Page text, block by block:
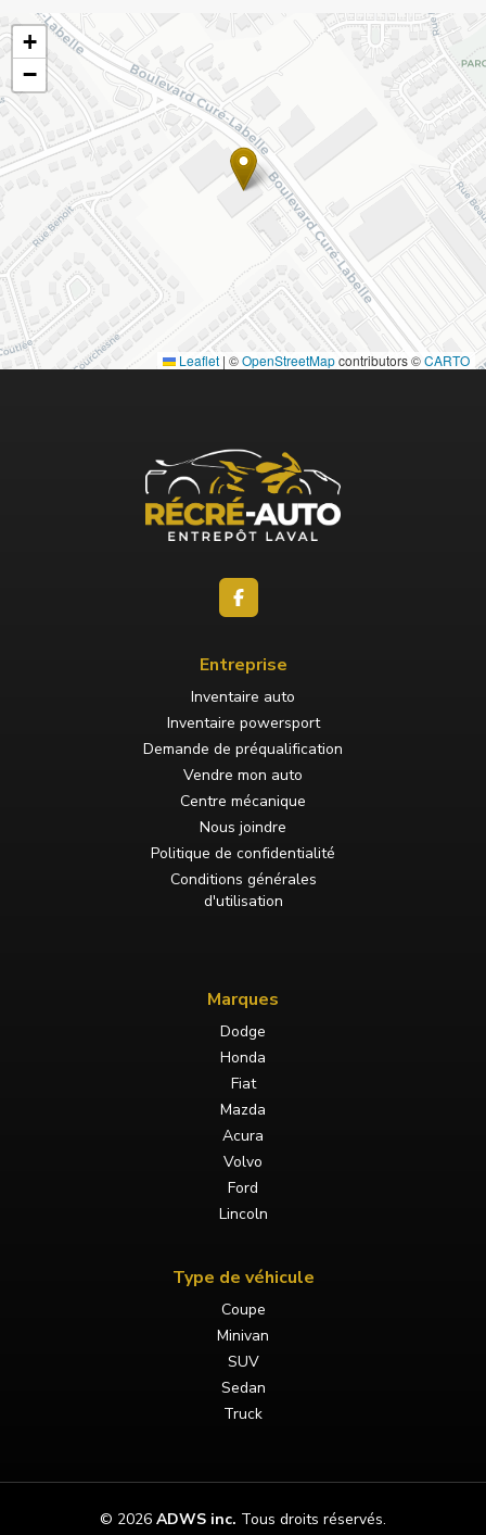
+
−
Leaflet | ©OpenStreetMapcontributors ©CARTO
Entreprise
Inventaire auto
Inventaire powersport
Demande de préqualification
Vendre mon auto
Centre mécanique
Nous joindre
Politique de confidentialité
Conditions générales
d'utilisation
Marques
Dodge
Honda
Fiat
Mazda
Acura
Volvo
Ford
Lincoln
Type de véhicule
Coupe
Minivan
SUV
Sedan
Truck
© 2026 ADWS inc. Tous droits réservés.